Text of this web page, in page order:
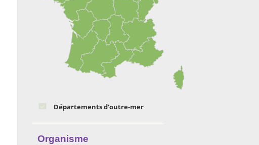
Départements d'outre-mer
Organisme